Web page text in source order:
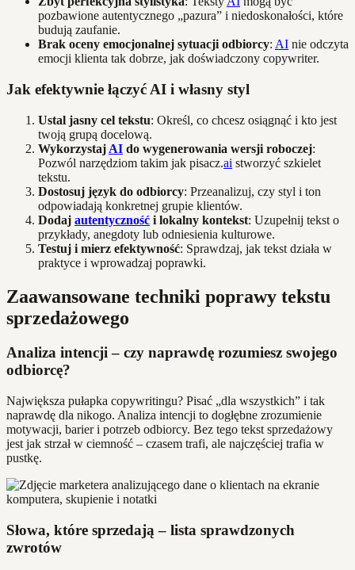
pozbawione autentycznego „pazura” i niedoskonałości, które
budują zaufanie.
Brak oceny emocjonalnej sytuacji odbiorcy: AI nie odczyta
emocji klienta tak dobrze, jak doświadczony copywriter.
Jak efektywnie łączyć AI i własny styl
Ustal jasny cel tekstu: Określ, co chcesz osiągnąć i kto jest
twoją grupą docelową.
Wykorzystaj AI do wygenerowania wersji roboczej:
Pozwól narzędziom takim jak pisacz.ai stworzyć szkielet
tekstu.
Dostosuj język do odbiorcy: Przeanalizuj, czy styl i ton
odpowiadają konkretnej grupie klientów.
Dodaj autentyczność i lokalny kontekst: Uzupełnij tekst o
przykłady, anegdoty lub odniesienia kulturowe.
Testuj i mierz efektywność: Sprawdzaj, jak tekst działa w
praktyce i wprowadzaj poprawki.
Zaawansowane techniki poprawy tekstu
sprzedażowego
Analiza intencji – czy naprawdę rozumiesz swojego
odbiorcę?
Największa pułapka copywritingu? Pisać „dla wszystkich” i tak
naprawdę dla nikogo. Analiza intencji to dogłębne zrozumienie
motywacji, barier i potrzeb odbiorcy. Bez tego tekst sprzedażowy
jest jak strzał w ciemność – czasem trafi, ale najczęściej trafia w
pustkę.
Słowa, które sprzedają – lista sprawdzonych
zwrotów